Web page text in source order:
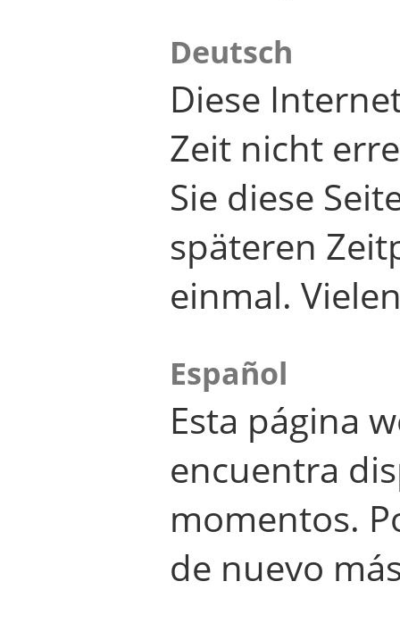
Deutsch
Diese
Zeit nicht
Sie diese
späteren
einmal.
Español
Esta página
encuentra
momentos.
de nuevo